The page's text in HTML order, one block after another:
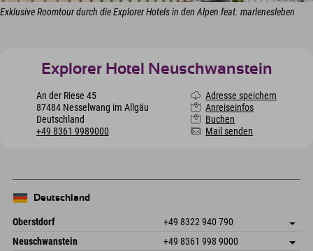
Exklusive Roomtour durch die Explorer Hotels in den Alpen feat. marlenesleben
Explorer Hotel Neuschwanstein
An der Riese 45
87484 Nesselwang im Allgäu
Deutschland
+49 8361 9989000
Adresse speichern
Anreiseinfos
Buchen
Mail senden
Deutschland
Oberstdorf +49 8322 940 790
An der Breitach 3
Adresse speichern
Neuschwanstein +49 8361 998 9000